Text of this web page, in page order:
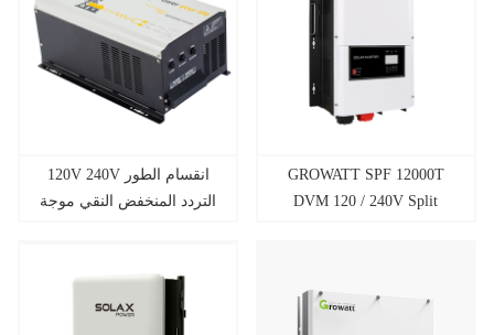
120V 240V انقسام الطور
التردد المنخفض النقي موجة
GROWATT SPF 12000T
DVM 120 / 240V Split